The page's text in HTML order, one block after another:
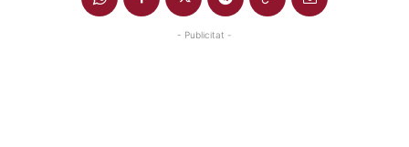
- Publicitat -